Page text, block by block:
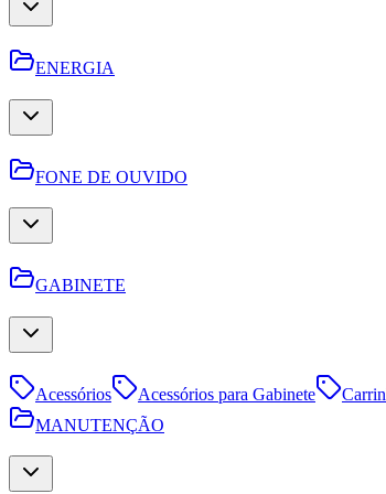
ENERGIA
FONE DE OUVIDO
GABINETE
Acessórios Acessórios para Gabinete
MANUTENÇÃO